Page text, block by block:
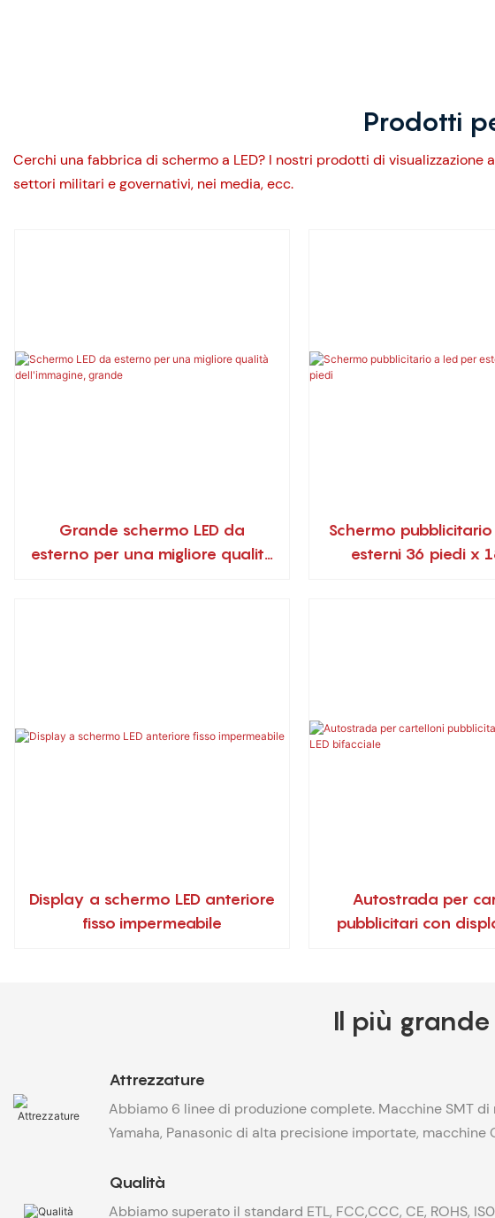
Prodotti
Cerchi una fabbrica di schermo a LED? I nostri prodotti di
settori militari e governativi, nei media, ecc.
Grande schermo LED da
esterno per una migliore qualità
Schermo
esterni 36 piedi x
Display a schermo LED anteriore
fisso impermeabile
Autostrada per
pubblicitari con
Il più
Attrezzature
Abbiamo 6 linee di produzione complete. Macchine SMT di
Yamaha, Panasonic di alta precisione importate, macchine
Qualità
Abbiamo superato il standard ETL, FCC,CCC, CE, ROHS,